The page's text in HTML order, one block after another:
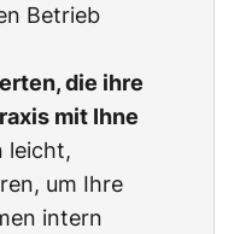
Betrieb
die ihre
mit Ihne
leicht,
um Ihre
intern